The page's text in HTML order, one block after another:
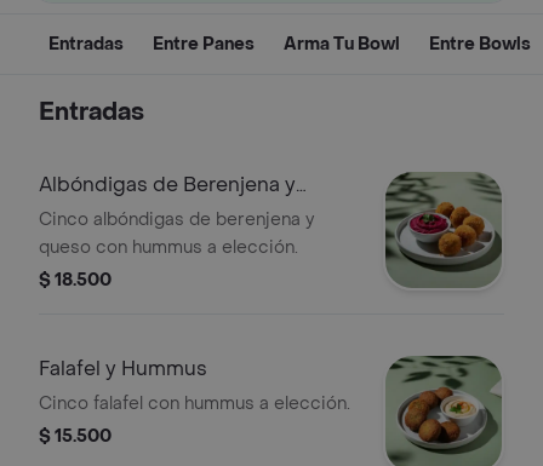
Entradas Entre Panes Arma Tu Bowl Entre Bowls
Entradas
Albóndigas de Berenjena y
Hummus
Cinco albóndigas de berenjena y
queso con hummus a elección.
$ 18.500
Falafel y Hummus
Cinco falafel con hummus a elección.
$ 15.500